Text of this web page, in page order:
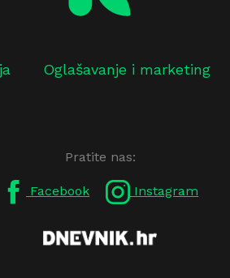
Oglašavanje i marketing
Pratite nas:
Facebook Instagram